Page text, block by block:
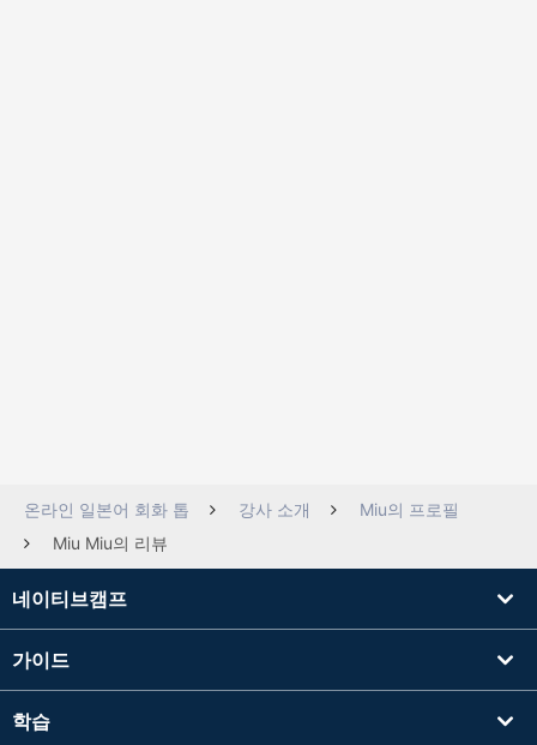
온라인 일본어 회화 톱 강사 소개
Miu의 프로필
Miu Miu의 리뷰
네이티브캠프
가이드
학습